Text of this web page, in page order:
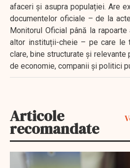
afaceri și asupra populației. Are
documentelor oficiale – de la
Monitorul Oficial până la rapoarte
altor instituții-cheie – pe care le
clare, bine structurate și relevante
de economie, companii și politici
Articole
recomandate